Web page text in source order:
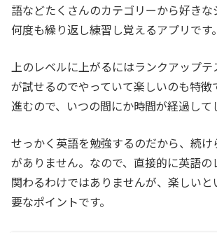
語などたくさんのカテゴリーから好きな
何度も繰り返し練習し覚えるアプリです。
上のレベルに上がるにはランクアップテ
が試せるのでやっていて楽しいのも特徴
進むので、いつの間にか時間が経過して
せっかく英語を勉強するのだから、続
がありません。なので、直接的に英語の
関わるわけではありませんが、楽しい
要なポイントです。